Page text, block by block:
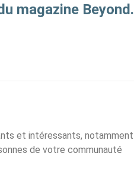
magazine Beyond.
et intéressants, notamment
de votre communauté